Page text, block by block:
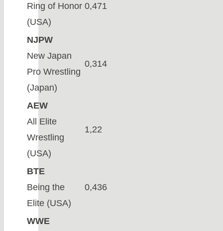
Ring of Honor
(USA)
0,471
NJPW
New Japan
Pro Wrestling
(Japan)
0,314
AEW
All Elite
Wrestling
(USA)
1,22
BTE
Being the
Elite (USA)
0,436
WWE